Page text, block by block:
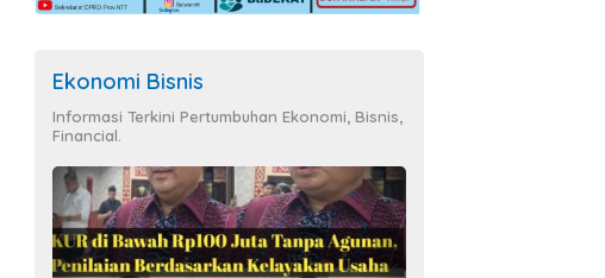
Ekonomi Bisnis
Informasi Terkini Pertumbuhan Ekonomi, Bisnis,
Financial.